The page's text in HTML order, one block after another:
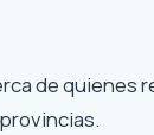
de quienes